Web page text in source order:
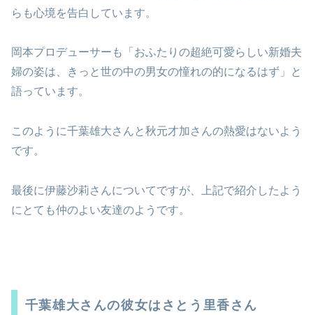
らも心境を告白しています。
岡本プロデューサーも「おふたりの超絶可愛らしい新婚夫
婦の姿は、きっと世の中の男女の憧れの的になるはず」と
語っています。
このように千葉雄大さんと秋元才加さんの熱愛はないよう
です。
最後に伊藤沙莉さんについてですが、上記で紹介したよう
にとても仲のよい友達のようです。
千葉雄大さんの彼女はさとう里香さん